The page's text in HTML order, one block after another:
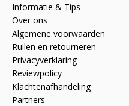
Informatie & Tips
Over ons
Algemene voorwaarden
Ruilen en retourneren
Privacyverklaring
Reviewpolicy
Klachtenafhandeling
Partners